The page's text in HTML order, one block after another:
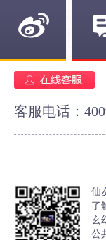
客服电话：
仙
了
玄
公